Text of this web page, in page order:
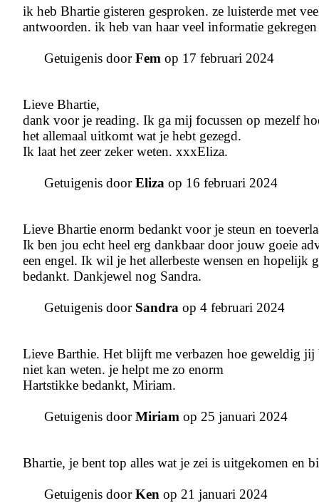
ik heb Bhartie gisteren gesproken. ze luisterde met
antwoorden. ik heb van haar veel informatie
Getuigenis doorFem op 17 februari 2024
Lieve Bhartie,
dank voor je reading. Ik ga mij focussen op mezelf
het allemaal uitkomt wat je hebt gezegd.
Ik laat het zeer zeker weten. xxxEliza.
Getuigenis doorEliza op 16 februari 2024
Lieve Bhartie enorm bedankt voor je steun en
Ik ben jou echt heel erg dankbaar door jouw goeie
een engel. Ik wil je het allerbeste wensen en hopelijk
bedankt. Dankjewel nog Sandra.
Getuigenis door Sandra op 4 februari 2024
Lieve Barthie. Het blijft me verbazen hoe geweldig jij
niet kan weten. je helpt me zo enorm
Hartstikke bedankt, Miriam.
Getuigenis doorMiriam op 25 januari 2024
Bhartie, je bent top alles wat je zei is uitgekomen en
Getuigenis doorKen op 21 januari 2024